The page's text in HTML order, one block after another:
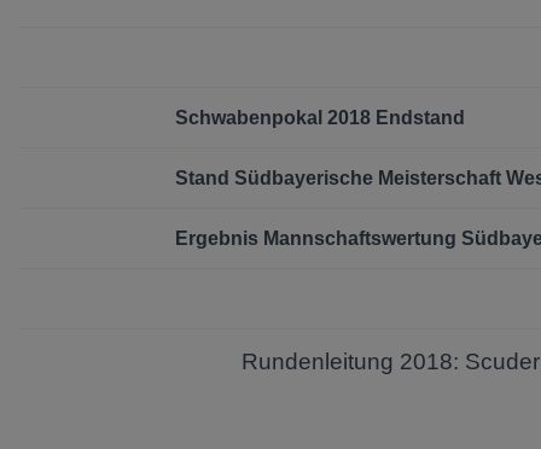
Schwabenpokal 2018 Endstand
Stand Südbayerische Meisterschaft
Ergebnis Mannschaftswertung
Rundenleitung 2018: